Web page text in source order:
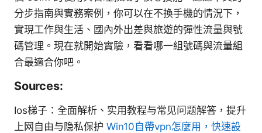
分步指南與實務案例，你可以在不換手機的情況下，
實現工作與生活、國內外出差與旅遊的彈性流量與號
碼管理。現在就開始實驗，看看哪一組號碼與流量組
合最適合你吧。
Sources:
Ios梯子：全面解析、实用教程与常见问题解答，提升
上网自由与隐私保护 Win10自帶vpn怎麼用，快速設